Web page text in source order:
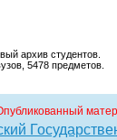
архив студентов.
5478 предметов.